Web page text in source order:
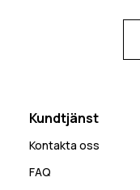
Kundtjänst
Kontakta oss
FAQ